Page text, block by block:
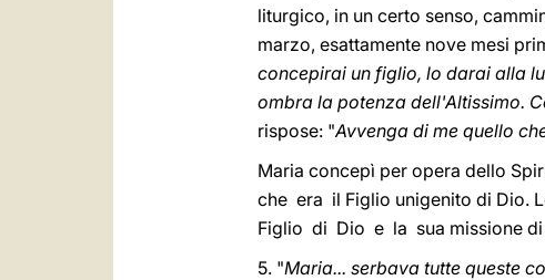
liturgico, in un certo senso,
marzo, esattamente nove mesi
concepirai un figlio, lo darai alla
ombra la potenza dell'Altissimo.
rispose: "Avvenga di me quello
Maria concepì per opera dello
che era il Figlio unigenito di Dio.
Figlio di Dio e la sua missione di
5. "Maria... serbava tutte queste